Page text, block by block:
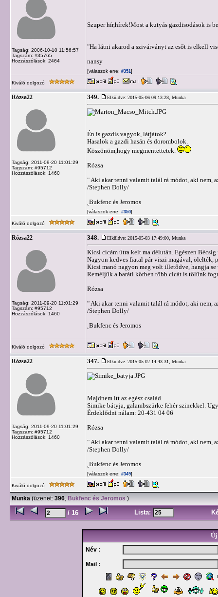
Tagság: 2006-10-10 11:56:57
Tagszám: #35765
Hozzászólások: 2464
Szuper hír,hírek!Most a kutyás gazdisodások is
"Ha látni akarod a szivárványt az esőt is elkell
nansy
[válaszok erre: #351]
Kiváló dolgozó
Rózsa22
Tagság: 2011-09-20 11:01:29
Tagszám: #95712
Hozzászólások: 1460
349. Elküldve: 2015-05-06 09:13:28, Munka
Én is gazdis vagyok, látjátok?
Hasalok a gazdi hasán és dorombolok.
Köszönöm,hogy megmentettetek.
Rózsa
" Aki akar tenni valamit talál rá módot, aki nem,
/Stephen Dolly/
˛Bukfenc és Jeromos
[válaszok erre: #350]
Kiváló dolgozó
Rózsa22
Tagság: 2011-09-20 11:01:29
Tagszám: #95712
Hozzászólások: 1460
348. Elküldve: 2015-05-03 17:49:00, Munka
Kicsi cicám útra kelt ma délután. Egészen
Nagyon kedves fiatal pár viszi magával, ölelték,
Kicsi manó nagyon meg volt illetődve, hangja
Reméljük a baráti körben több cicát is tőlünk
Rózsa
" Aki akar tenni valamit talál rá módot, aki nem,
/Stephen Dolly/
˛Bukfenc és Jeromos
Kiváló dolgozó
Rózsa22
Tagság: 2011-09-20 11:01:29
Tagszám: #95712
Hozzászólások: 1460
347. Elküldve: 2015-05-02 14:43:31, Munka
Majdnem itt az egész család.
Simike bátyja, galambszürke fehér szinekkel.
Érdeklődni nálam: 20-431 04 06
Rózsa
" Aki akar tenni valamit talál rá módot, aki nem,
/Stephen Dolly/
˛Bukfenc és Jeromos
[válaszok erre: #349]
Kiváló dolgozó
Munka (üzenet: 396, Bukfenc és Jeromos )
/ 16 Lista:
Új
Név :
Mail :